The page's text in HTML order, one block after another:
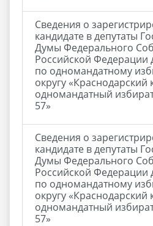
Сведения о
кандидате в депутаты
Думы Федерального
Российской Федерации
по одномандатному
округу
одномандатный
57»
Сведения о
кандидате в депутаты
Думы Федерального
Российской Федерации
по одномандатному
округу
одномандатный
57»